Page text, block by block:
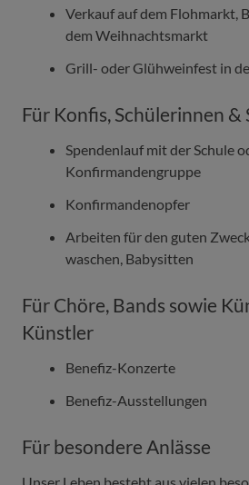
Verkauf auf dem Flohmarkt,
dem Weihnachtsmarkt
Grill- oder Glühweinfest in
Für Konfis, Schülerinnen &
Spendenlauf mit der Schule
Konfirmandengruppe
Konfirmandenopfer
Arbeiten für den guten
waschen, Babysitten
Für Chöre, Bands sowie
Künstler
Benefiz-Konzerte
Benefiz-Ausstellungen
Für besondere Anlässe